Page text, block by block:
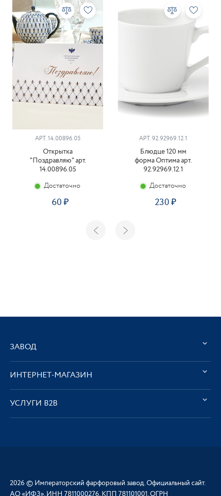
АРТ. 14.00896.05
Открытка
"Поздравляю" арт.
14.00896.05
Достаточно
60
АРТ. 92.92969.12.1
Блюдце 120 мм
форма Оптима арт.
92.92969.12.1
Достаточно
230
ЗАВОД
ИНТЕРНЕТ-МАГАЗИН
УСЛУГИ В2В
2026 © Императорский фарфоровый завод. Официальный сайт.